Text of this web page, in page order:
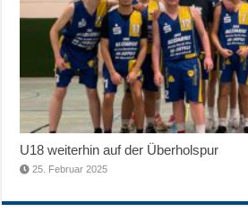
U18 weiterhin auf der Überholspur
25. Februar 2025